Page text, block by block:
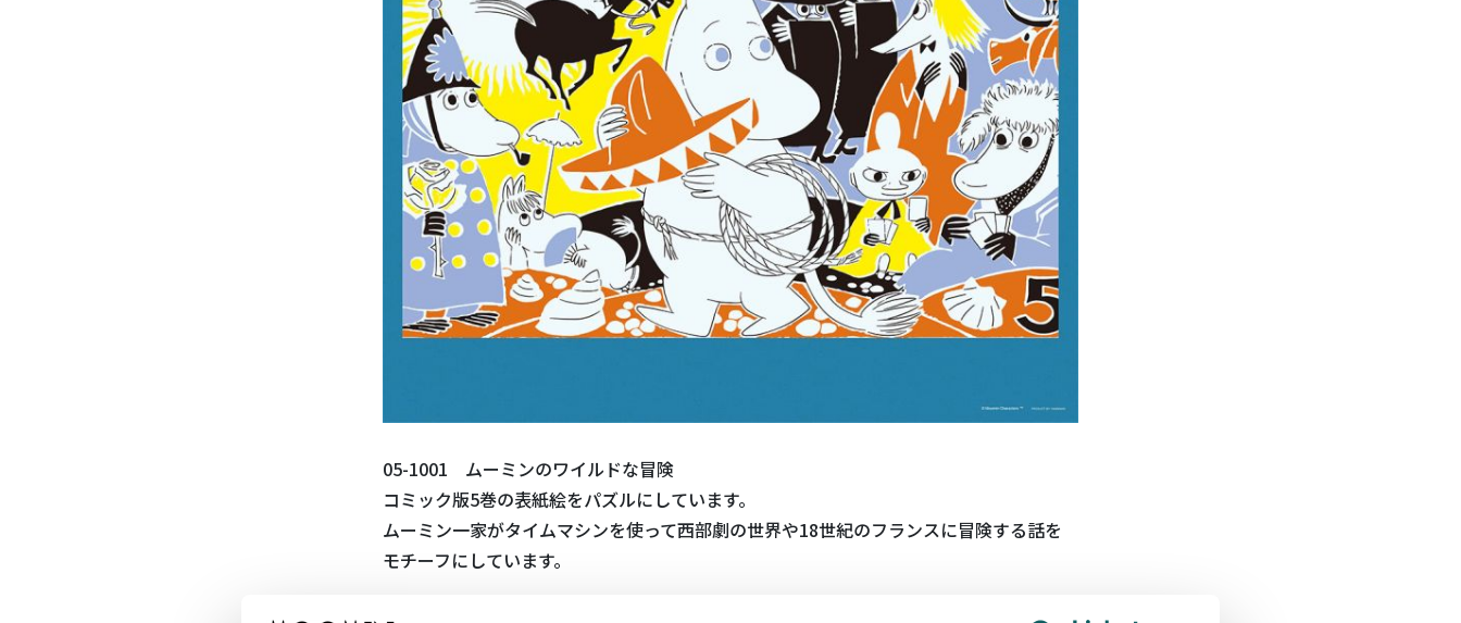
05-1001 ムーミンのワイルドな冒険
コミック版5巻の表紙絵をパズルにしています。
ムーミン一家がタイムマシンを使って西部劇の世界や18世紀のフランスに冒険する話を
モチーフにしています。